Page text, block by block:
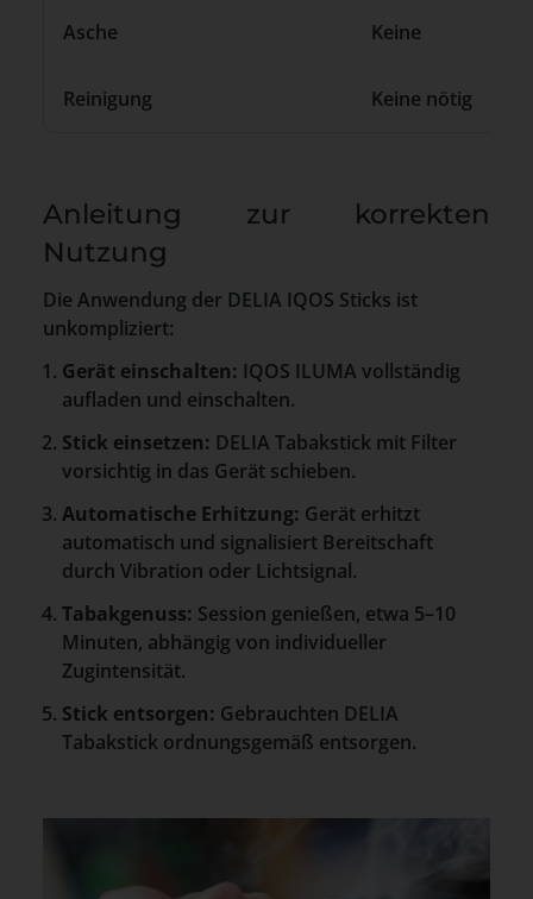
Asche Keine
Reinigung Keine nötig
Anleitung zur korrekten
Nutzung
Die Anwendung der DELIA IQOS Sticks ist
unkompliziert:
Gerät einschalten: IQOS ILUMA vollständig
aufladen und einschalten.
Stick einsetzen: DELIA Tabakstick mit Filter
vorsichtig in das Gerät schieben.
Automatische Erhitzung: Gerät erhitzt
automatisch und signalisiert Bereitschaft
durch Vibration oder Lichtsignal.
Tabakgenuss: Session genießen, etwa 5–10
Minuten, abhängig von individueller
Zugintensität.
Stick entsorgen: Gebrauchten DELIA
Tabakstick ordnungsgemäß entsorgen.